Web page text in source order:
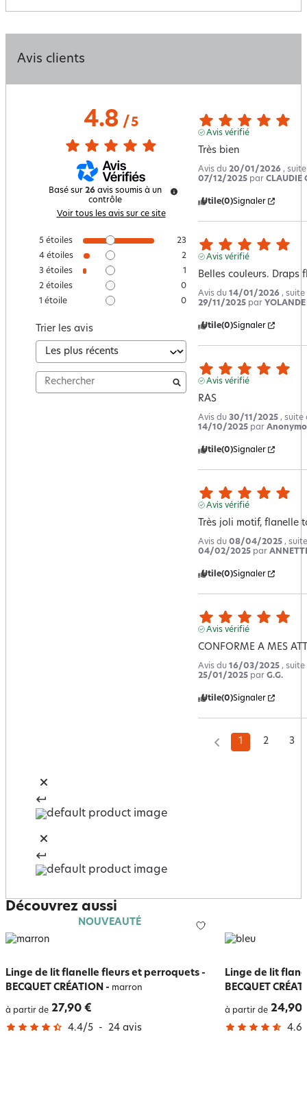
Avis clients
4.8/ 5
Basé sur 26 avis soumis à un
contrôle
Voir tous les avis sur ce site
5 étoiles
23
4 étoiles
2
3 étoiles
1
2 étoiles
0
1 étoile 0
Trier les avis
Avis vérifié
Très bien
Avis du 20/01/2026 ,
07/12/2025 par CLAUDIE
Utile(0)Signaler
Avis vérifié
Belles couleurs. Draps
Avis du 14/01/2026 , suite
29/11/2025 par YOLANDE
Utile(0)Signaler
Avis vérifié
RAS
Avis du 30/11/2025 , suite
14/10/2025 par
Utile(0)Signaler
Avis vérifié
Très joli motif, flanelle
Avis du 08/04/2025 ,
04/02/2025 par
Utile(0)Signaler
Avis vérifié
CONFORME A MES
Avis du 16/03/2025 , suite
25/01/2025 par G.G.
Utile(0)Signaler
1 2 3
Découvrez aussi
NOUVEAUTÉ
Linge de lit flanelle fleurs et perroquets -
BECQUET CRÉATION - marron
à partir de 27,90 €
4.4/5 - 24 avis
Linge de lit
BECQUET
à partir de 24,90
4.6